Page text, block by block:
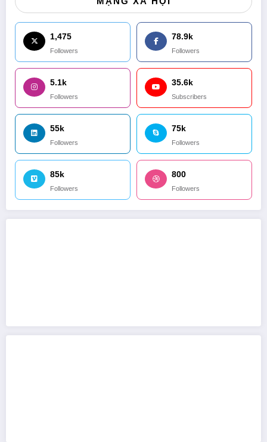
1,475
Followers
78.9k
Followers
5.1k
Followers
35.6k
Subscribers
55k
Followers
75k
Followers
85k
Followers
800
Followers